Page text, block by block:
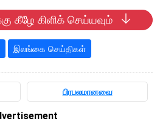
கீழே கிளிக் செய்யவும்
இலங்கை செய்திகள்
பிரபலமானவை